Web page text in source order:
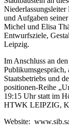
und Aufgaben
Michel und Elisa
Entwurfsziele,
Leipzig.
Im Anschluss an
Publikumsgespräch,
Staatsbetriebs und
positionen-Reihe
19:15 Uhr statt im
HTWK LEIPZIG,
Website: